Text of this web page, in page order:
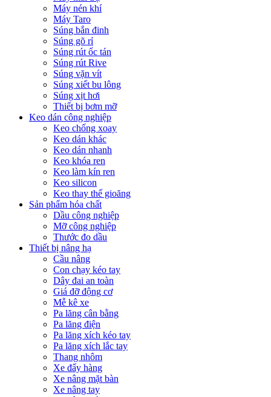
Máy nén khí
Máy Taro
Súng bắn đinh
Súng gõ rỉ
Súng rút ốc tán
Súng rút Rive
Súng vặn vít
Súng xiết bu lông
Súng xịt hơi
Thiết bị bơm mỡ
Keo dán công nghiệp
Keo chống xoay
Keo dán khác
Keo dán nhanh
Keo khóa ren
Keo làm kín ren
Keo silicon
Keo thay thế gioăng
Sản phẩm hóa chất
Dầu công nghiệp
Mỡ công nghiệp
Thước đo dầu
Thiết bị nâng hạ
Cầu nâng
Con chạy kéo tay
Dây đai an toàn
Giá đỡ động cơ
Mễ kê xe
Pa lăng cân bằng
Pa lăng điện
Pa lăng xích kéo tay
Pa lăng xích lắc tay
Thang nhôm
Xe đẩy hàng
Xe nâng mặt bàn
Xe nâng tay